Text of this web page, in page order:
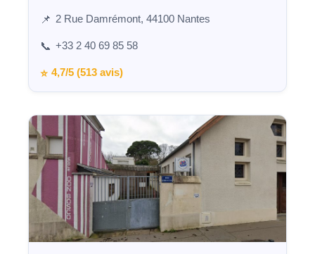
📌 2 Rue Damrémont, 44100 Nantes
📞 +33 2 40 69 85 58
⭐ 4,7/5 (513 avis)